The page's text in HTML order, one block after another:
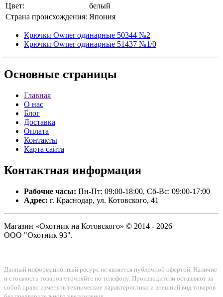
Цвет:
белый
Страна происхождения: Япония
Крючки Owner одинарные 50344 №2
Крючки Owner одинарные 51437 №1/0
Основные страницы
Главная
О нас
Блог
Доставка
Оплата
Контакты
Карта сайта
Контактная информация
Рабочие часы: Пн-Пт: 09:00-18:00, Сб-Вс: 09:00-17:00
Адрес: г. Краснодар, ул. Котовского, 41
Магазин «Охотник на Котовского» © 2014 - 2026
ООО "Охотник 93".
Данный информационный ресурс не является публичной офертой. Наличие
и стоимость товаров уточняйте по телефону. Производители оставляют за
собой право изменять технические характеристики и внешний вид товаров